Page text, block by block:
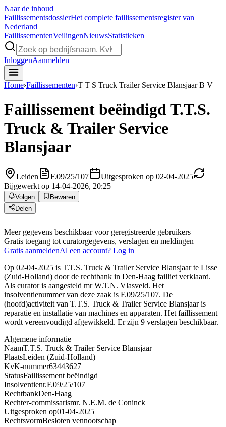
Naar de inhoud
FaillissementsdossierHet complete faillissementsregister van
Nederland
FaillissementenVeilingenNieuwsStatistieken
InloggenAanmelden
Home›Faillissementen›T T S Truck Trailer Service Blansjaar B V
Faillissement beëindigdT.T.S.
Truck & Trailer Service
Blansjaar
Leiden F.09/25/107
Uitgesproken op 02-04-2025
Bijgewerkt op 14-04-2026, 20:25
Volgen
Bewaren
Delen
Meer gegevens beschikbaar voor geregistreerde gebruikers
Gratis toegang tot curatorgegevens, verslagen en meldingen
Gratis aanmeldenAl een account? Log in
Op 02-04-2025 is T.T.S. Truck & Trailer Service Blansjaar te Lisse
(Zuid-Holland) door de rechtbank in Den-Haag failliet verklaard.
Als curator is aangesteld mr W.T.N. Vlasveld. Het
insolventienummer van deze zaak is F.09/25/107. De
(hoofd)activiteit van T.T.S. Truck & Trailer Service Blansjaar is
reparatie en installatie van machines en apparaten. Het faillissement
wordt vereenvoudigd afgewikkeld. Er zijn 9 verslagen beschikbaar.
Algemene informatie
NaamT.T.S. Truck & Trailer Service Blansjaar
PlaatsLeiden (Zuid-Holland)
KvK-nummer63443627
StatusFaillissement beëindigd
Insolventienr.F.09/25/107
RechtbankDen-Haag
Rechter-commissarismr. N.E.M. de Coninck
Uitgesproken op01-04-2025
RechtsvormBesloten vennootschap